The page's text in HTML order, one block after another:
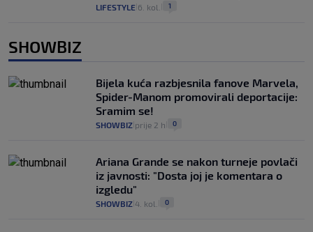
LIFESTYLE 6. kol. 1
SHOWBIZ
Bijela kuća razbjesnila fanove Marvela,
Spider-Manom promovirali deportacije:
Sramim se!
SHOWBIZ prije 2 h 0
Ariana Grande se nakon turneje povlači
iz javnosti: "Dosta joj je komentara o
izgledu"
SHOWBIZ 4. kol. 0